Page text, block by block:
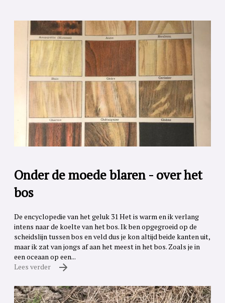
Onder de moede blaren - over het
bos
De encyclopedie van het geluk 31 Het is warm en ik verlang
intens naar de koelte van het bos. Ik ben opgegroeid op de
scheidslijn tussen bos en veld dus je kon altijd beide kanten uit,
maar ik zat van jongs af aan het meest in het bos. Zoals je in
een oceaan op een...
Lees verder